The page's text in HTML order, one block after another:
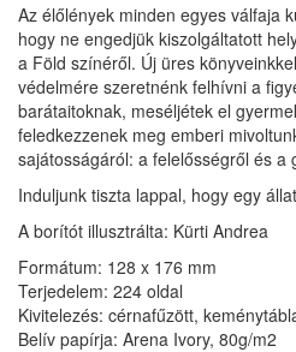
Az élőlények minden egyes válfaja
hogy ne engedjük kiszolgáltatott
a Föld színéről. Új üres
védelmére szeretnénk felhívni a
barátaitoknak, meséljétek el
feledkezzenek meg emberi
sajátosságáról: a felelősségről és a
Induljunk tiszta lappal, hogy egy
A borítót illusztrálta: Kürti Andrea
Formátum: 128 x 176 mm
Terjedelem: 224 oldal
Kivitelezés: cérnafűzött,
Belív papírja: Arena Ivory, 80g/m2